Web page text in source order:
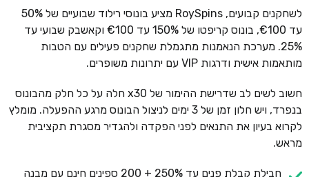
לשחקנים קבועים, RoySpins מציע בונוסי רילוד שבועיים של 50%
עד €100, בונוס קריפטו של 150% עד €100 וקאשבק שבועי עד
25%. מערכת הנאמנות מתגמלת שחקנים פעילים עם הטבות
מותאמות אישית ודרגות VIP עם יתרונות משופרים.
חשוב לשים לב שדרישת ההימור של x30 חלה על כל חלק מהבונוס
בנפרד, ויש חלון זמן של 3 ימים לניצול הבונוס מרגע ההפעלה. מומלץ
לקרוא בעיון את התנאים לפני הפקדה ולהגדיר מסגרת תקציבית
מראש.
חבילת קבלת פנים עד 250% + 200 ספינים חינם עם מבנה